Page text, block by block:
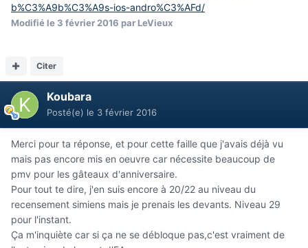
b%C3%A9b%C3%A9s-ios-andro%C3%AFd/
Modifiéle 3 février 2016 par LeVieux
Citer
Koubara
Posté(e) le 3 février 2016
Merci pour ta réponse, et pour cette faille que j'avais déjà vu
mais pas encore mis en oeuvre car nécessite beaucoup de
pmv pour les gâteaux d'anniversaire.
Pour tout te dire, j'en suis encore à 20/22 au niveau du
recensement simiens mais je prenais les devants. Niveau 29
pour l'instant.
Ça m'inquiète car si ça ne se débloque pas,c'est vraiment de